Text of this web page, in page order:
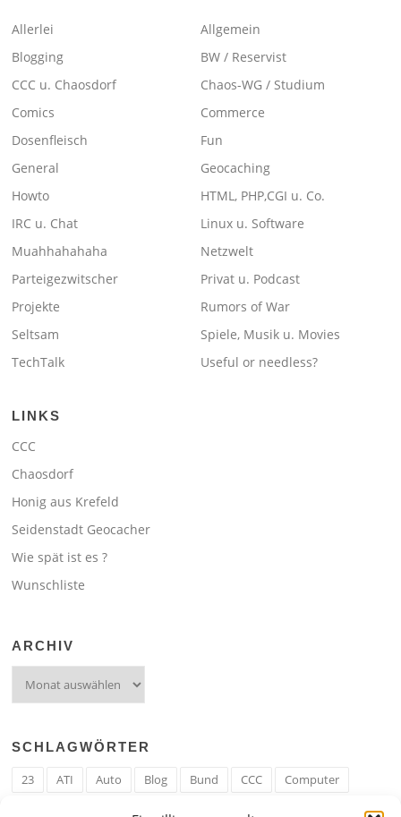
Allerlei
Allgemein
Blogging
BW / Reservist
CCC u. Chaosdorf
Chaos-WG / Studium
Comics
Commerce
Dosenfleisch
Fun
General
Geocaching
Howto
HTML, PHP,CGI u. Co.
IRC u. Chat
Linux u. Software
Muahhahahaha
Netzwelt
Parteigezwitscher
Privat u. Podcast
Projekte
Rumors of War
Seltsam
Spiele, Musik u. Movies
TechTalk
Useful or needless?
LINKS
CCC
Chaosdorf
Honig aus Krefeld
Seidenstadt Geocacher
Wie spät ist es ?
Wunschliste
ARCHIV
SCHLAGWÖRTER
23 ATI Auto Blog Bund CCC
Computer